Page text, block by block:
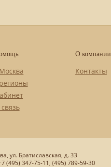
О компании
Контакты
ул. Братиславская, д. 33
(495) 347-75-11, (495) 789-59-30